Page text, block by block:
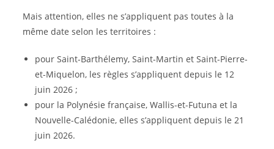
Mais attention, elles ne s’appliquent pas toutes à la
même date selon les territoires :
pour Saint-Barthélemy, Saint-Martin et Saint-Pierre-
et-Miquelon, les règles s’appliquent depuis le 12
juin 2026 ;
pour la Polynésie française, Wallis-et-Futuna et la
Nouvelle-Calédonie, elles s’appliquent depuis le 21
juin 2026.